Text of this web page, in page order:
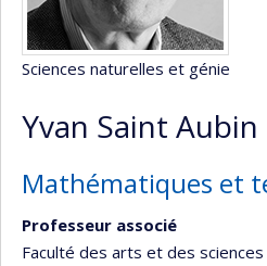
Sciences naturelles et génie
Yvan Saint Aubin
Mathématiques et
Professeur associé
Faculté des arts et des